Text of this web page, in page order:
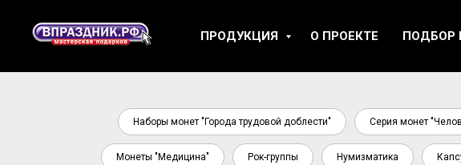
ПРОДУКЦИЯ О ПРОЕКТЕ ПОДБОР
Наборы монет "Города трудовой доблести" Серия монет
Монеты "Медицина" Рок-группы Нумизматика